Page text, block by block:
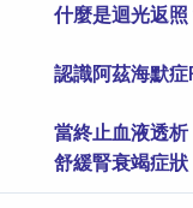
什麼是迴光返照
認識阿茲海默
當終止血液透
舒緩腎衰竭症狀